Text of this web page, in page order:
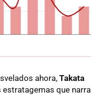
ahora, Takata
estratagemas que narra